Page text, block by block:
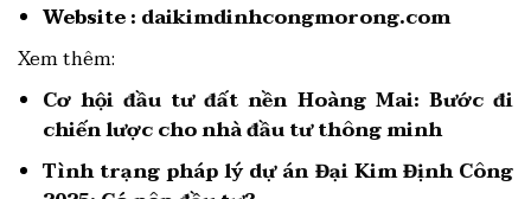
Website : daikimdinhcongmorong.com
Xem thêm:
Cơ hội đầu tư đất nền Hoàng Mai: Bước đi
chiến lược cho nhà đầu tư thông minh
Tình trạng pháp lý dự án Đại Kim Định Công